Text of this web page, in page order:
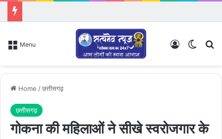
Menu Log In
Home /छत्तीसगढ़
छत्तीसगढ़
गोकना की महिलाओं ने सीखे स्वरोजगार के